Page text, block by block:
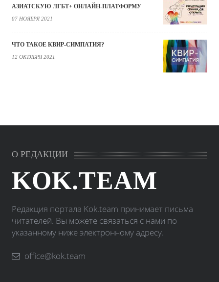
АЗИАТСКУЮ ЛГБТ+ ОНЛАЙН-ПЛАТФОРМУ
07 НОЯБРЯ 2021
ЧТО ТАКОЕ КВИР-СИМПАТИЯ?
12 ОКТЯБРЯ 2021
О РЕДАКЦИИ
KOK.TEAM
Редакция портала Kok.team принимает письма
читателей. Вы можете связаться с нами по
указанному ниже электронному адресу.
office@kok.team